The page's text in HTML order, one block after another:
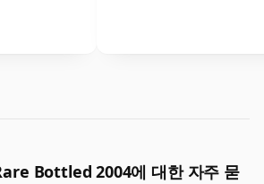
Bottled 2004에 대한 자주 묻